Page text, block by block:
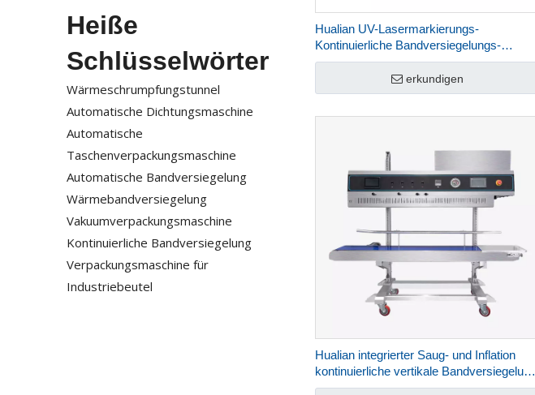
Heiße
Schlüsselwörter
Wärmeschrumpfungstunnel
Automatische Dichtungsmaschine
Automatische
Taschenverpackungsmaschine
Automatische Bandversiegelung
Wärmebandversiegelung
Vakuumverpackungsmaschine
Kontinuierliche Bandversiegelung
Verpackungsmaschine für
Industriebeutel
Hualian UV-Lasermarkierungs-
Kontinuierliche Bandversiegelungs-
Versiegelungsmaschine FRJ-1120W
erkundigen
Hualian integrierter Saug- und Inflation
kontinuierliche vertikale Bandversiegelung
mit Tintenjet-Drucker FRP-1120LH